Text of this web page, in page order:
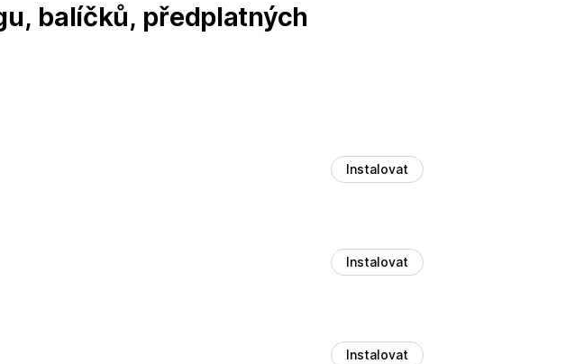
balíčků, předplatných
Instalovat
Instalovat
Instalovat